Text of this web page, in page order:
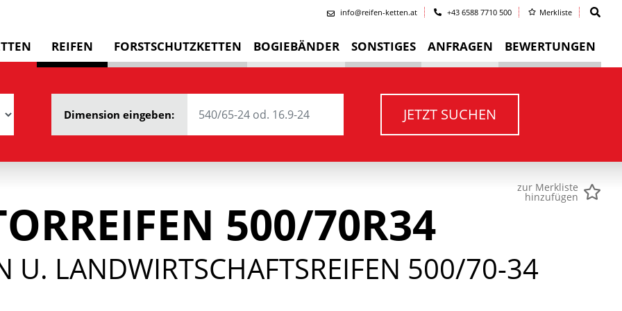
info@reifen-ketten.at +43 6588 7710 500 Merkliste
REIFEN FORSTSCHUTZKETTEN BOGIEBÄNDER SONSTIGES ANFRAGEN BEWERTUNGEN
Dimension eingeben: JETZT SUCHEN
zur Merkliste
hinzufügen
500/70R34
U. LANDWIRTSCHAFTSREIFEN 500/70-34